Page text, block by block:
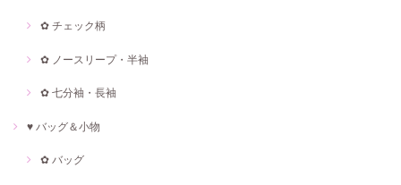
✿ チェック柄
✿ ノースリープ・半袖
✿ 七分袖・長袖
♥ バッグ＆小物
✿ バッグ